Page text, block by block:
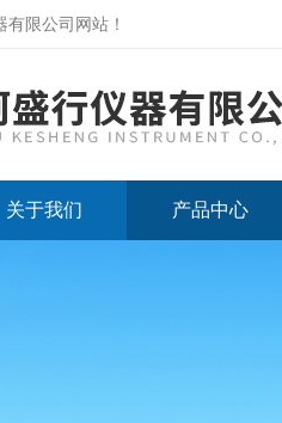
有限公司网站 ！
关于我们 产品中心